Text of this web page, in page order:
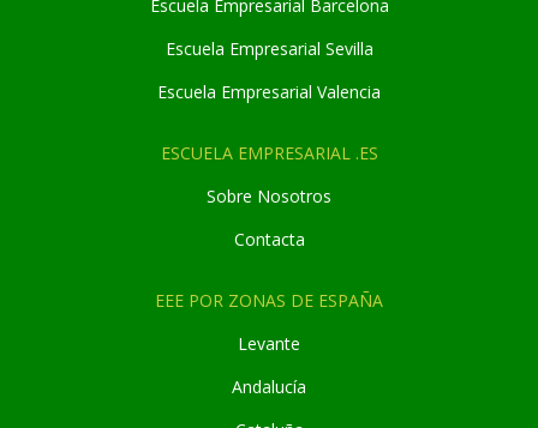
Escuela Empresarial Barcelona
Escuela Empresarial Sevilla
Escuela Empresarial Valencia
ESCUELA EMPRESARIAL .ES
Sobre Nosotros
Contacta
EEE POR ZONAS DE ESPAÑA
Levante
Andalucía